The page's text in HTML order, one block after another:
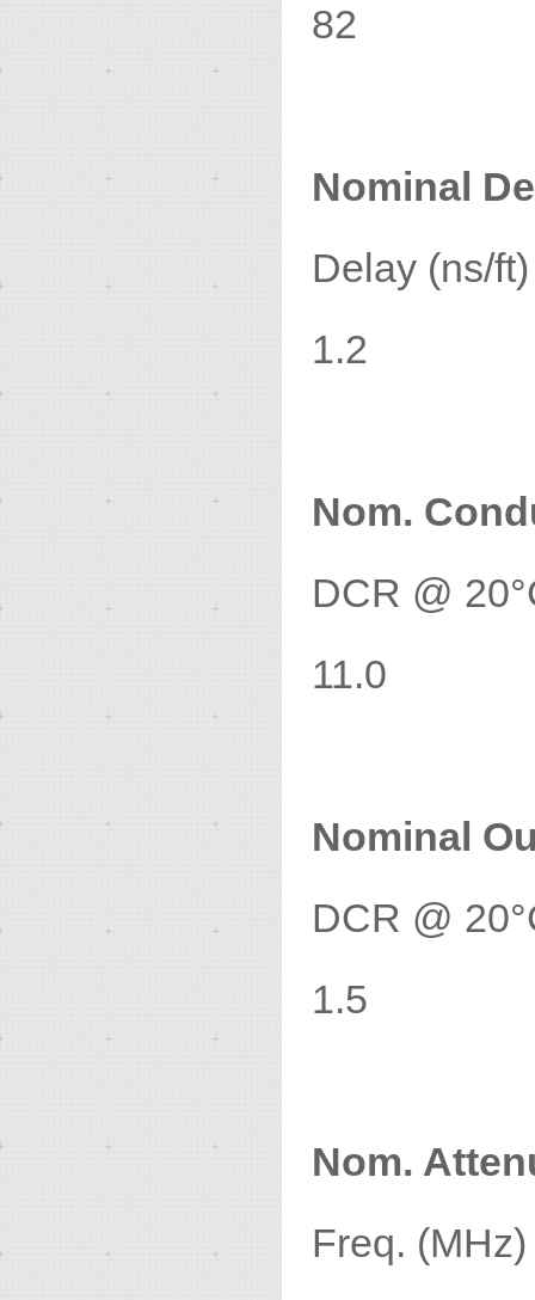
82
Nominal
Delay (ns/ft)
1.2
Nom.
DCR @
11.0
Nominal
DCR @
1.5
Nom.
Freq.